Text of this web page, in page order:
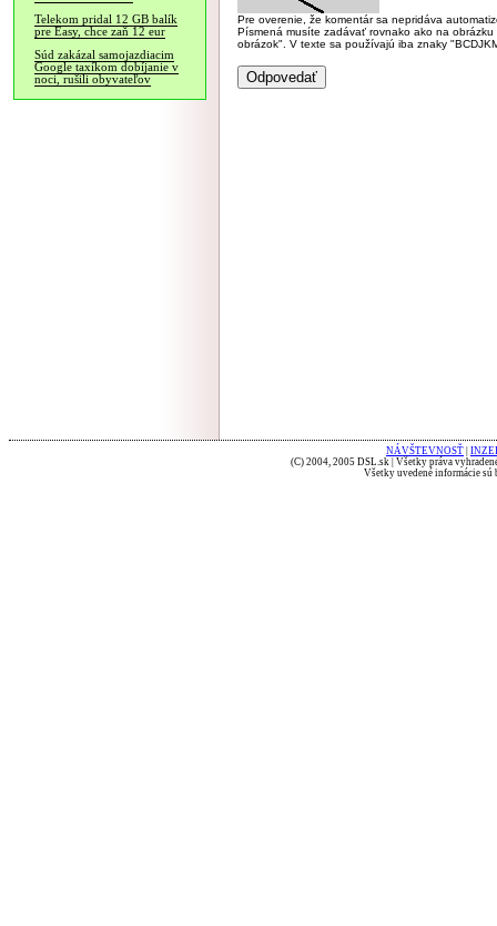
Telekom pridal 12 GB balík
pre Easy, chce zaň 12 eur
Súd zakázal samojazdiacim
Google taxíkom dobíjanie v
noci, rušili obyvateľov
Pre overenie, že komentár sa nepridáva
Písmená musíte zadávať rovnako ako na
obrázok". V texte sa používajú iba znaky
NÁVŠTEVNOSŤ
(C) 2004, 2005 DSL.sk | Všetky práva
Všetky uvedené informácie sú